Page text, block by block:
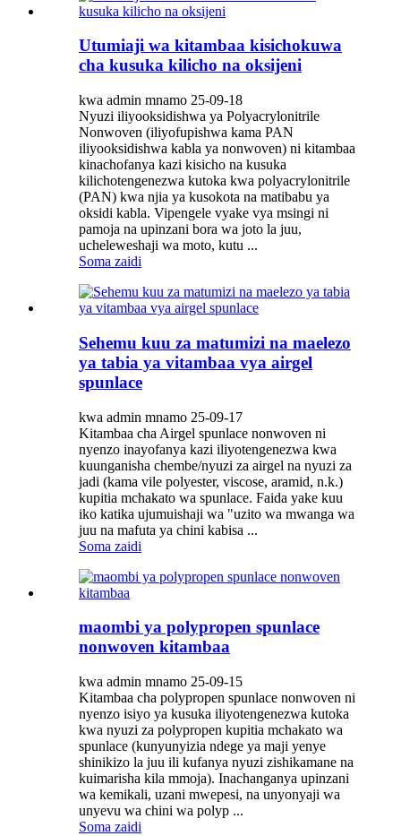
Utumiaji wa kitambaa kisichokuwa
cha kusuka kilicho na oksijeni
kwa admin mnamo 25-09-18
Nyuzi iliyooksidishwa ya Polyacrylonitrile
Nonwoven (iliyofupishwa kama PAN
iliyooksidishwa kabla ya nonwoven) ni kitambaa
kinachofanya kazi kisicho na kusuka
kilichotengenezwa kutoka kwa polyacrylonitrile
(PAN) kwa njia ya kusokota na matibabu ya
oksidi kabla. Vipengele vyake vya msingi ni
pamoja na upinzani bora wa joto la juu,
ucheleweshaji wa moto, kutu ...
Soma zaidi
Sehemu kuu za matumizi na maelezo
ya tabia ya vitambaa vya airgel
spunlace
kwa admin mnamo 25-09-17
Kitambaa cha Airgel spunlace nonwoven ni
nyenzo inayofanya kazi iliyotengenezwa kwa
kuunganisha chembe/nyuzi za airgel na nyuzi za
jadi (kama vile polyester, viscose, aramid, n.k.)
kupitia mchakato wa spunlace. Faida yake kuu
iko katika ujumuishaji wa "uzito wa mwanga wa
juu na mafuta ya chini kabisa ...
Soma zaidi
maombi ya polypropen spunlace
nonwoven kitambaa
kwa admin mnamo 25-09-15
Kitambaa cha polypropen spunlace nonwoven ni
nyenzo isiyo ya kusuka iliyotengenezwa kutoka
kwa nyuzi za polypropen kupitia mchakato wa
spunlace (kunyunyizia ndege ya maji yenye
shinikizo la juu ili kufanya nyuzi zishikamane na
kuimarisha kila mmoja). Inachanganya upinzani
wa kemikali, uzani mwepesi, na unyonyaji wa
unyevu wa chini wa polyp ...
Soma zaidi